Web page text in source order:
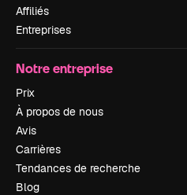
Affiliés
Entreprises
Notre entreprise
Prix
À propos de nous
Avis
Carrières
Tendances de recherche
Blog